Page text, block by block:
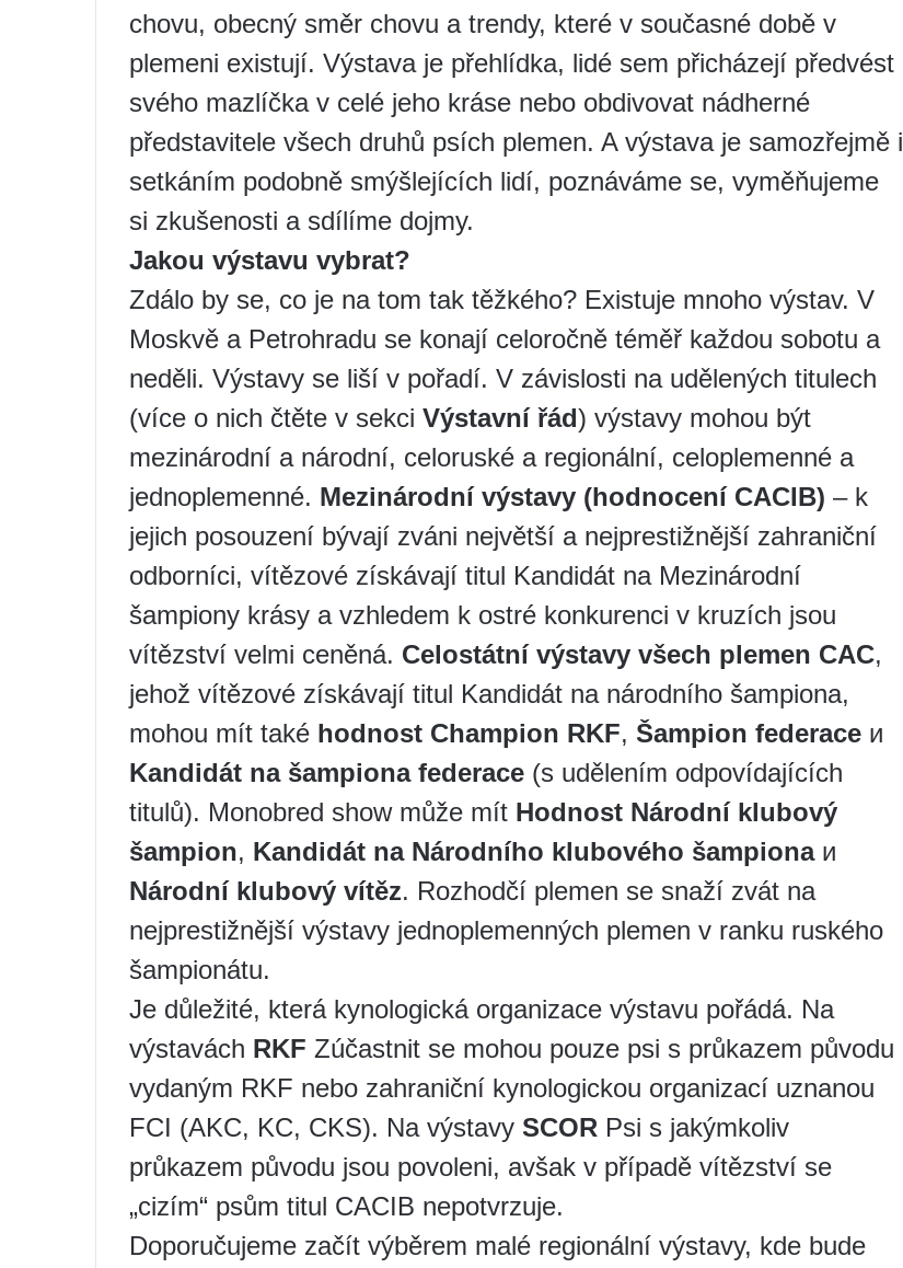
chovu, obecný směr chovu a trendy, které v současné době v
plemeni existují. Výstava je přehlídka, lidé sem přicházejí předvést
svého mazlíčka v celé jeho kráse nebo obdivovat nádherné
představitele všech druhů psích plemen. A výstava je samozřejmě i
setkáním podobně smýšlejících lidí, poznáváme se, vyměňujeme
si zkušenosti a sdílíme dojmy.
Jakou výstavu vybrat?
Zdálo by se, co je na tom tak těžkého? Existuje mnoho výstav. V
Moskvě a Petrohradu se konají celoročně téměř každou sobotu a
neděli. Výstavy se liší v pořadí. V závislosti na udělených titulech
(více o nich čtěte v sekci Výstavní řád) výstavy mohou být
mezinárodní a národní, celoruské a regionální, celoplemenné a
jednoplemenné. Mezinárodní výstavy (hodnocení CACIB) – k
jejich posouzení bývají zváni největší a nejprestižnější zahraniční
odborníci, vítězové získávají titul Kandidát na Mezinárodní
šampiony krásy a vzhledem k ostré konkurenci v kruzích jsou
vítězství velmi ceněná. Celostátní výstavy všech plemen CAC,
jehož vítězové získávají titul Kandidát na národního šampiona,
mohou mít také hodnost Champion RKF, Šampion federace и
Kandidát na šampiona federace (s udělením odpovídajících
titulů). Monobred show může mít Hodnost Národní klubový
šampion, Kandidát na Národního klubového šampionaи
Národní klubový vítěz. Rozhodčí plemen se snaží zvát na
nejprestižnější výstavy jednoplemenných plemen v ranku ruského
šampionátu.
Je důležité, která kynologická organizace výstavu pořádá. Na
výstavách RKF Zúčastnit se mohou pouze psi s průkazem původu
vydaným RKF nebo zahraniční kynologickou organizací uznanou
FCI (AKC, KC, CKS). Na výstavy SCOR Psi s jakýmkoliv
průkazem původu jsou povoleni, avšak v případě vítězství se
„cizím“ psům titul CACIB nepotvrzuje.
Doporučujeme začít výběrem malé regionální výstavy, kde bude